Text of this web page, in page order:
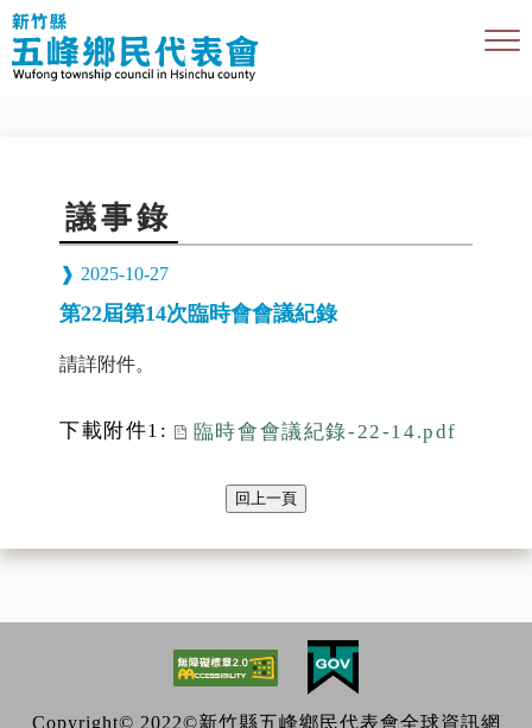
議事錄
2025-10-27
第22屆第14次臨時會會議紀錄
請詳附件。
下載附件1: 臨時會會議紀錄-22-14.pdf
回上一頁
Copyright© 2022©新竹縣五峰鄉民代表會全球資訊網